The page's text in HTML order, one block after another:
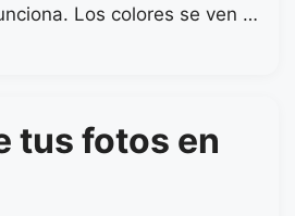
Los colores se ven …
tus fotos en